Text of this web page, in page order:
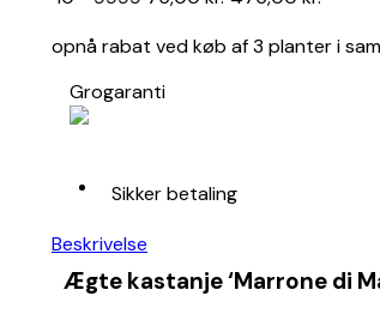
opnå rabat ved køb af 3 planter i
Grogaranti
Sikker betaling
Beskrivelse
Ægte kastanje‘Marrone di